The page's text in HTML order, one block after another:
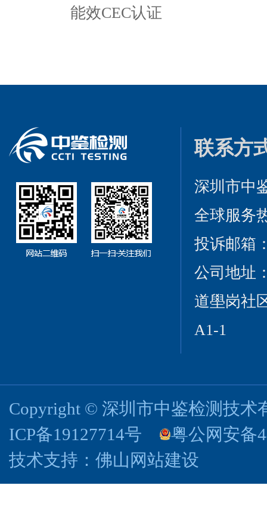
能效CEC认证
联系方
深圳市中
全球服务
投诉邮箱
公司地址
道壆岗社
A1-1
Copyright © 深圳市中鉴检测技术
ICP备19127714号
粤公网安备
技术支持： 佛山网站建设